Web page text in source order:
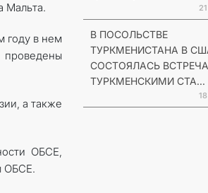
Мальта.
году в нем
а также
ОБСЕ,
ОБСЕ.
В ПОСОЛЬСТВЕ
ТУРКМЕНИСТАНА В
СОСТОЯЛАСЬ
ТУРКМЕНСКИМИ СТА...